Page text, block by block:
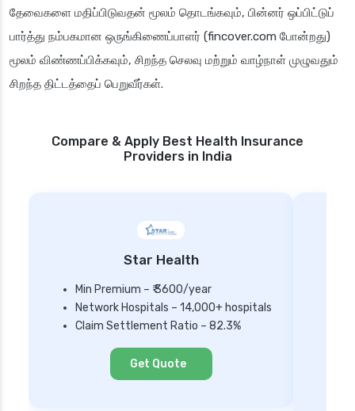
தேவைகளை மதிப்பிடுவதன் மூலம் தொடங்கவும், பின்னர் ஒப்பிட்டுப்
பார்த்து நம்பகமான ஒருங்கிணைப்பாளர் (fincover.com போன்றது)
மூலம் விண்ணப்பிக்கவும், சிறந்த செலவு மற்றும் வாழ்நாள் முழுவதும்
சிறந்த திட்டத்தைப் பெறுவீர்கள்.
Compare & Apply Best Health Insurance
Providers in India
Star Health
Min Premium – ₹ 3600/year
Network Hospitals – 14,000+ hospitals
Claim Settlement Ratio – 82.3%
Get Quote